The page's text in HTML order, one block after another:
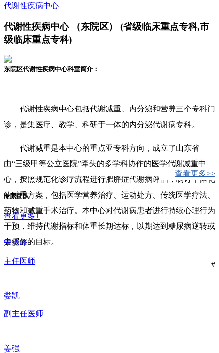
代谢性疾病中心
代谢性疾病中心 （东院区） (省级临床重点专科,市
级临床重点专科)
东院区代谢性疾病中心科室简介：
代谢性疾病中心包括代谢减重、内分泌和营养三个专科门
诊，是集医疗、教学、科研于一体的内分泌代谢病专科。
代谢减重是本中心的重点亚专科方向，成立了山东省
由“三级甲等公立医院”牵头的多学科协作的医学代谢减重中
心，按照规范化诊疗流程进行肥胖症代谢病评估，制订个体化
的减重方案，包括医学营养治疗、运动处方、传统医学疗法、
药物和减重手术治疗。本中心对代谢病患者进行持续心理行为
干预，维持代谢指标和体重长期达标，以期达到糖尿病逆转或
者缓解的目标。
#
查看更多>>
专家团队
查看更多+
宋勇峰
主任医师
娄凯
副主任医师
姜强